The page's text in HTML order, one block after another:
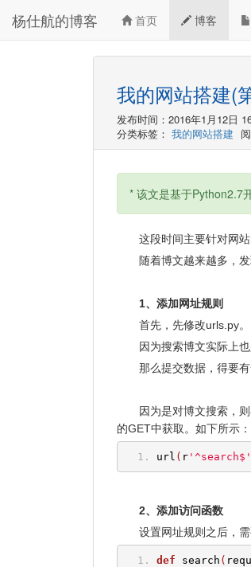
杨仕航的博客 首页 博客
我的网站搭建(
发布时间：2016年1月12日
分类标签： 我的网站搭建
* 该文是基于Python2.7
这段时间主要针对网
随着博文越来越多，
1、添加网址规则
首先，先修改urls.py。
因为搜索博文实际上
那么提交数据，得要
因为是对博文搜索，
的GET中获取。如下所示：
url ( r'^search$'
2、添加访问函数
设置网址规则之后，
def search (